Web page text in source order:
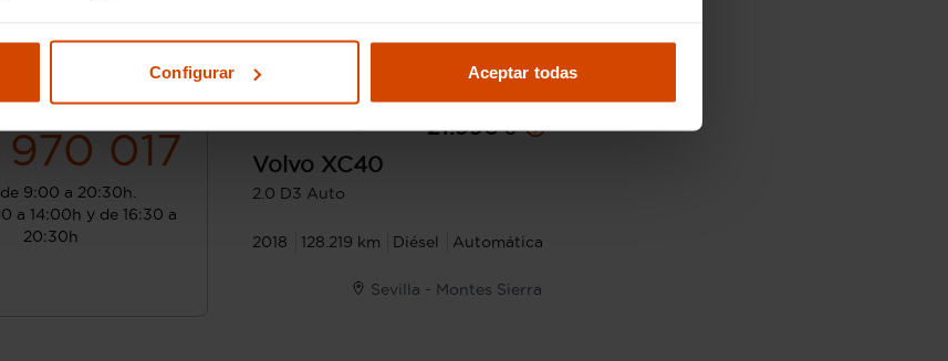
Configurar Aceptar todas
970 017
9:00 a 20:30h.
a 14:00h y de 16:30 a
20:30h
24.990 €
21.990 €
Volvo XC40
2.0 D3 Auto
2018 128.219 km Diésel Automática
Sevilla - Montes Sierra